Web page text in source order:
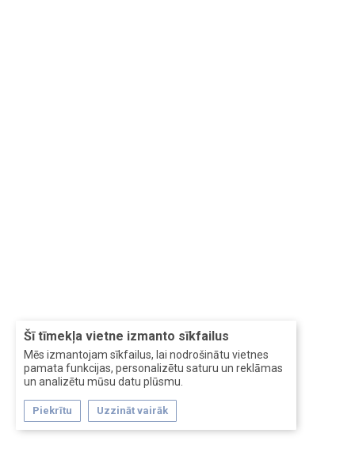
Šī tīmekļa vietne izmanto sīkfailus
Mēs izmantojam sīkfailus, lai nodrošinātu vietnes
pamata funkcijas, personalizētu saturu un reklāmas
un analizētu mūsu datu plūsmu.
Piekrītu Uzzināt vairāk